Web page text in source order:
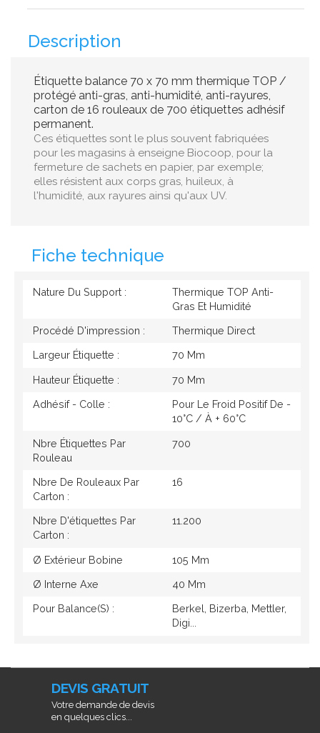
Description
Étiquette balance 70 x 70 mm thermique TOP /
protégé anti-gras, anti-humidité, anti-rayures,
carton de 16 rouleaux de 700 étiquettes adhésif
permanent.
Ces étiquettes sont le plus souvent fabriquées
pour les magasins à enseigne Biocoop, pour la
fermeture de sachets en papier, par exemple;
elles résistent aux corps gras, huileux, à
l'humidité, aux rayures ainsi qu'aux UV.
Fiche technique
Nature Du Support :
Thermique TOP Anti-
Gras Et Humidité
Procédé D'impression : Thermique Direct
Largeur Étiquette : 70 Mm
Hauteur Étiquette : 70 Mm
Adhésif - Colle :
Pour Le Froid Positif De -
10°c / À + 60°c
Nbre Étiquettes Par
Rouleau
700
Nbre De Rouleaux Par
Carton :
16
Nbre D'étiquettes Par
Carton :
11.200
Ø Extérieur Bobine 105 Mm
Ø Interne Axe 40 Mm
Pour Balance(s) :
Berkel, Bizerba, Mettler,
Digi...
DEVIS GRATUIT
Votre demande de devis
en quelques clics...